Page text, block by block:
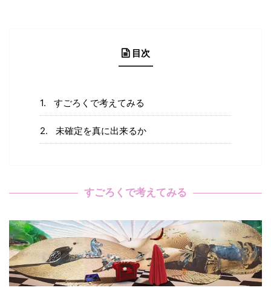
目次
すごろくで考えてみる
未確定を真に出来るか
すごろくで考えてみる